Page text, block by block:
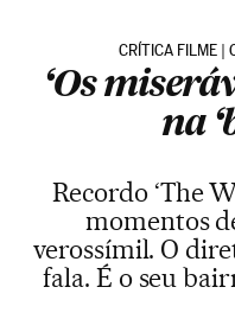
CRÍTICA FILME |
‘Os
na
Recordo ‘The
momentos
verossímil. O
fala. É o seu